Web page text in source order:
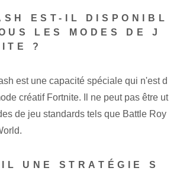
EST-IL DISPONIBL
LES MODES DE J
?
est une capacité spéciale qui n'est d
créatif Fortnite. Il ne peut pas être ut
de jeu standards tels que Battle Roy
UNE STRATÉGIE S